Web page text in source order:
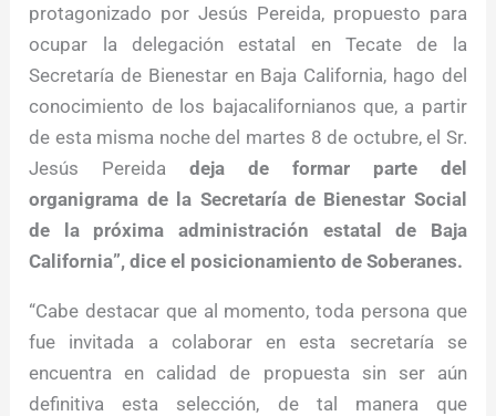
protagonizado por Jesús Pereida, propuesto para
ocupar la delegación estatal en Tecate de la
Secretaría de Bienestar en Baja California, hago del
conocimiento de los bajacalifornianos que, a partir
de esta misma noche del martes 8 de octubre, el Sr.
Jesús Pereidadeja de formar parte del
organigrama de la Secretaría de Bienestar Social
de la próxima administración estatal de Baja
California”, dice el posicionamiento de Soberanes.
“Cabe destacar que al momento, toda persona que
fue invitada a colaborar en esta secretaría se
encuentra en calidad de propuesta sin ser aún
definitiva esta selección, de tal manera que